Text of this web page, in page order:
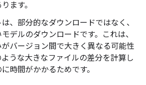
ます。
、部分的なダウンロードではなく、
デルのダウンロードです。これは、
がバージョン間で大きく異なる可能性
うな大きなファイルの差分を計算し
時間がかかるためです。